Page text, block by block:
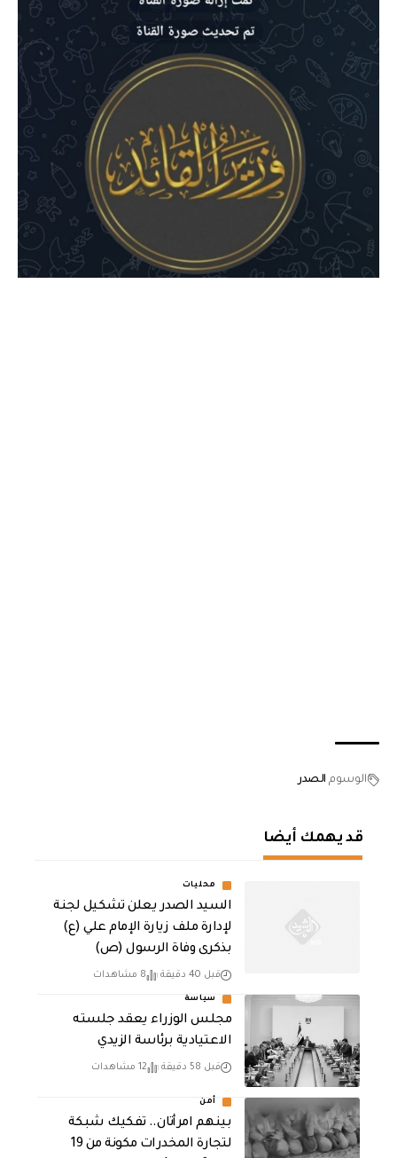
الوسوم الصدر
قد يهمك أيضا
محليات
السيد الصدر يعلن تشكيل لجنة
لإدارة ملف زيارة الإمام علي (ع)
بذكرى وفاة الرسول (ص)
قبل 40 دقيقة 8 مشاهدات
سياسة
مجلس الوزراء يعقد جلسته
الاعتيادية برئاسة الزيدي
قبل 58 دقيقة 12 مشاهدات
أمن
بينهم امرأتان.. تفكيك شبكة
لتجارة المخدرات مكونة من 19